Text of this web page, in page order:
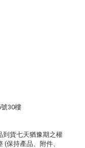
30樓
到貨七天猶豫期之權
保持產品、附件、